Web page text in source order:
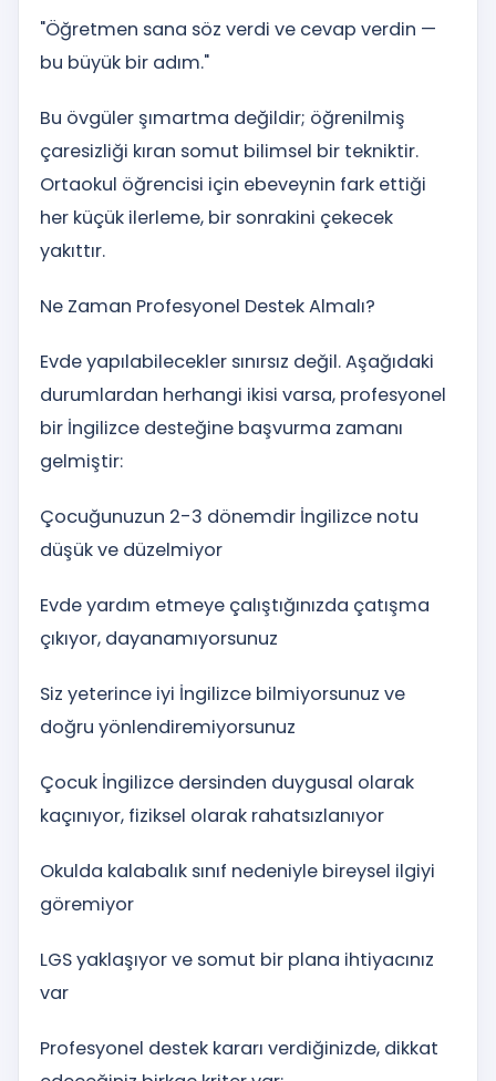
"Öğretmen sana söz verdi ve cevap verdin —
bu büyük bir adım."
Bu övgüler şımartma değildir; öğrenilmiş
çaresizliği kıran somut bilimsel bir tekniktir.
Ortaokul öğrencisi için ebeveynin fark ettiği
her küçük ilerleme, bir sonrakini çekecek
yakıttır.
Ne Zaman Profesyonel Destek Almalı?
Evde yapılabilecekler sınırsız değil. Aşağıdaki
durumlardan herhangi ikisi varsa, profesyonel
bir İngilizce desteğine başvurma zamanı
gelmiştir:
Çocuğunuzun 2-3 dönemdir İngilizce notu
düşük ve düzelmiyor
Evde yardım etmeye çalıştığınızda çatışma
çıkıyor, dayanamıyorsunuz
Siz yeterince iyi İngilizce bilmiyorsunuz ve
doğru yönlendiremiyorsunuz
Çocuk İngilizce dersinden duygusal olarak
kaçınıyor, fiziksel olarak rahatsızlanıyor
Okulda kalabalık sınıf nedeniyle bireysel ilgiyi
göremiyor
LGS yaklaşıyor ve somut bir plana ihtiyacınız
var
Profesyonel destek kararı verdiğinizde, dikkat